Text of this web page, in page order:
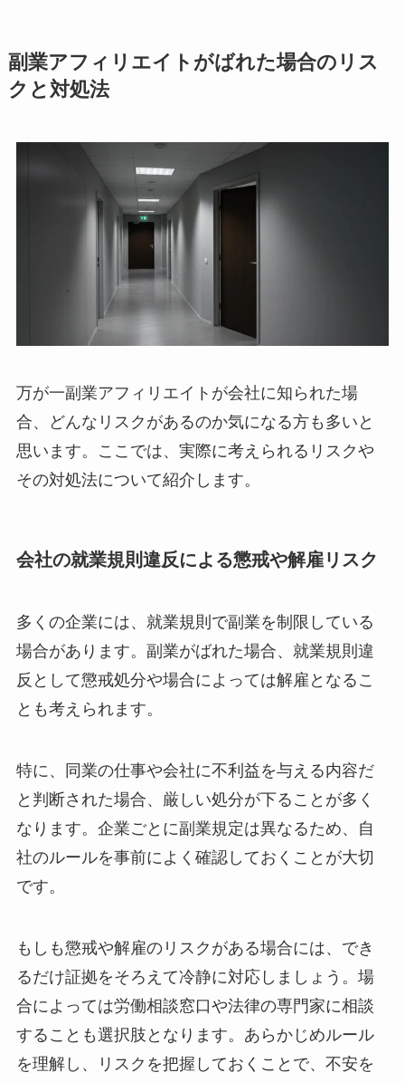
副業アフィリエイトがばれた場合のリス
クと対処法
万が一副業アフィリエイトが会社に知られた場
合、どんなリスクがあるのか気になる方も多いと
思います。ここでは、実際に考えられるリスクや
その対処法について紹介します。
会社の就業規則違反による懲戒や解雇リスク
多くの企業には、就業規則で副業を制限している
場合があります。副業がばれた場合、就業規則違
反として懲戒処分や場合によっては解雇となるこ
とも考えられます。
特に、同業の仕事や会社に不利益を与える内容だ
と判断された場合、厳しい処分が下ることが多く
なります。企業ごとに副業規定は異なるため、自
社のルールを事前によく確認しておくことが大切
です。
もしも懲戒や解雇のリスクがある場合には、でき
るだけ証拠をそろえて冷静に対応しましょう。場
合によっては労働相談窓口や法律の専門家に相談
することも選択肢となります。あらかじめルール
を理解し、リスクを把握しておくことで、不安を